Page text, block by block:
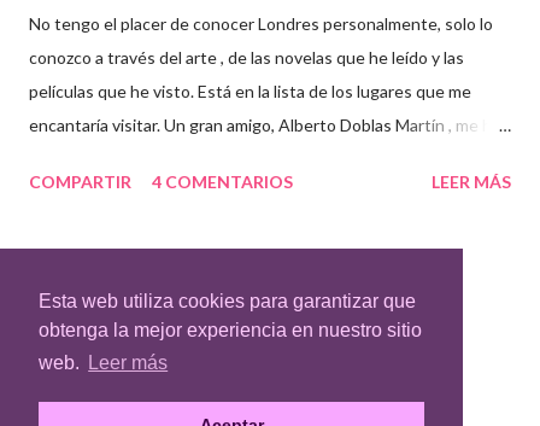
Esta web utiliza cookies para garantizar que
obtenga la mejor experiencia en nuestro sitio
web.
Leer más
No tengo el placer de conocer Londres personalmente, solo lo
conozco a través del arte , de las novelas que he leído y las
películas que he visto. Está en la lista de los lugares que me
encantaría visitar. Un gran amigo, Alberto Doblas Martín , me ha
pueda compartir con vosotros, y gracias a su novela Un náufrago
emblemáticos, sus calles y parques. Así que aprovecho desde
aquí para recomendar dicha novela, que no sólo nos ofrece viajar
a Londres desde casa, sino una historia de supervivencia y
COMPARTIR 4 COMENTARIOS LEER MÁS
Con la tecnología de Blogger